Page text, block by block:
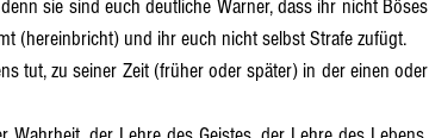
(hereinbricht) und ihr euch nicht selbst Strafe zufügt.